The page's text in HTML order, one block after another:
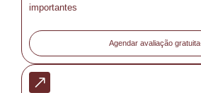
importantes
Agendar avaliação gratuita